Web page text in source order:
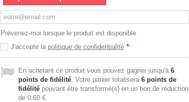
Prévenez-moi lorsque le produit est disponible
J'accepte la politique de confidentialité *
En achetant ce produit vous pouvez gagner jusqu'à 6
points de fidélité. Votre panier totalisera 6 points de
fidélité pouvant être transformé(s) en un bon de réduction
de 0,60 €.